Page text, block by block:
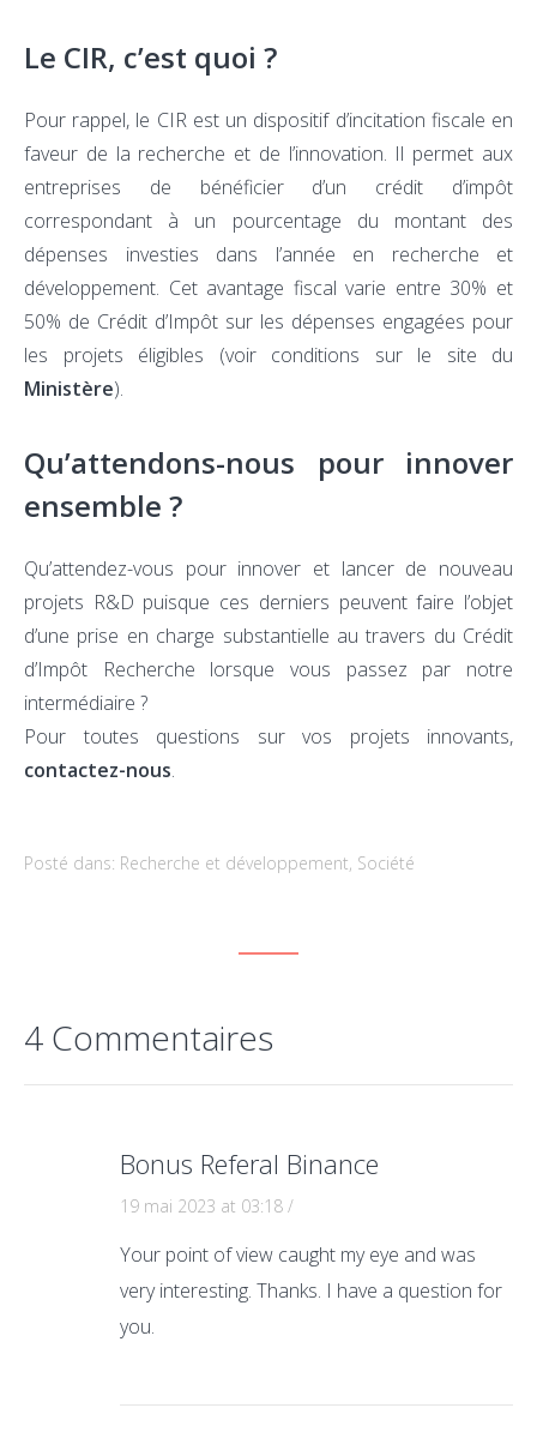
Le CIR, c’est quoi ?
Pour rappel, le CIR est un dispositif d’incitation fiscale en
faveur de la recherche et de l’innovation. Il permet aux
entreprises de bénéficier d’un crédit d’impôt
correspondant à un pourcentage du montant des
dépenses investies dans l’année en recherche et
développement. Cet avantage fiscal varie entre 30% et
50% de Crédit d’Impôt sur les dépenses engagées pour
les projets éligibles (voir conditions sur le site du
Ministère).
Qu’attendons-nous pour innover
ensemble ?
Qu’attendez-vous pour innover et lancer de nouveau
projets R&D puisque ces derniers peuvent faire l’objet
d’une prise en charge substantielle au travers du Crédit
d’Impôt Recherche lorsque vous passez par notre
intermédiaire ?
Pour toutes questions sur vos projets innovants,
contactez-nous.
Posté dans: Recherche et développement, Société
4 Commentaires
Bonus Referal Binance
19 mai 2023 at 03:18 /
Your point of view caught my eye and was
very interesting. Thanks. I have a question for
you.